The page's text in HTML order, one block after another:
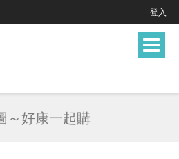
登入
Toggle
～好康一起購